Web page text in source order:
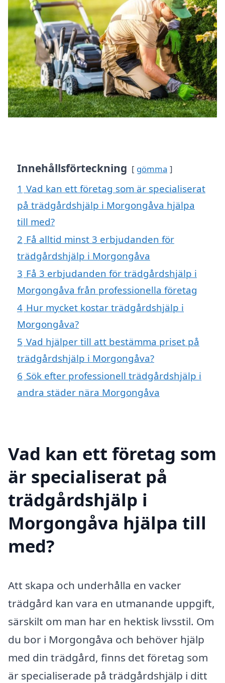
Innehållsförteckning gömma
1 Vad kan ett företag som är specialiserat
på trädgårdshjälp i Morgongåva hjälpa
till med?
2 Få alltid minst 3 erbjudanden för
trädgårdshjälp i Morgongåva
3 Få 3 erbjudanden för trädgårdshjälp i
Morgongåva från professionella företag
4 Hur mycket kostar trädgårdshjälp i
Morgongåva?
5 Vad hjälper till att bestämma priset på
trädgårdshjälp i Morgongåva?
6 Sök efter professionell trädgårdshjälp i
andra städer nära Morgongåva
Vad kan ett företag som
är specialiserat på
trädgårdshjälp i
Morgongåva hjälpa till
med?
Att skapa och underhålla en vacker
trädgård kan vara en utmanande uppgift,
särskilt om man har en hektisk livsstil. Om
du bor i Morgongåva och behöver hjälp
med din trädgård, finns det företag som
är specialiserade på trädgårdshjälp i ditt